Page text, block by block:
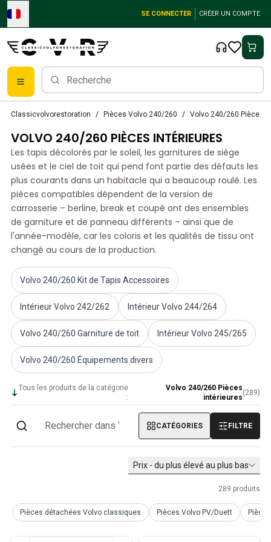
Skip to main content
SE CONNECTER CRÉER UN COMPTE
Pièces Volvo PV/Duett
Système de freinage Volvo PV/Duett
Volvo PV/Duett Fuel/Exhaust system
Volvo PV/Duett Équipement électrique
Volvo PV/Duett Suspension avant
Volvo PV/Duett Pièces intérieures
Volvo PV/Duett Pièces de carrosserie
Volvo PV/Duett Transmission/Suspension arrière
Système de refroidissement Volvo PV/Duett
Pièces pour moteurs Volvo PV/Duett
Volvo PV/Duett Divers
Tringlerie de l'accélérateur du moteur Volvo PV/Duett
Volvo PV/Duett Heater/Fresh Air
Volvo PV/Duett Roues/Enjoliveurs
Pièces Volvo Amazon
Volvo Amazon Pièces de carrosserie
Volvo Amazon Système de freinage
Volvo Amazon Système de refroidissement
Volvo Amazon Équipement électrique
Liaison de l'accélérateur du moteur Volvo Amazon
Volvo Amazon Système de carburant/échappement
Volvo Amazon Pièces intérieures
Volvo Amazon Pièces diverses
Classicvolvorestoration Pièces Volvo 240/260 Volvo 240/260 Pièces
VOLVO 240/260 PIÈCES INTÉRIEURES
Les tapis décolorés par le soleil, les garnitures de siège
usées et le ciel de toit qui pend font partie des défauts les
plus courants dans un habitacle qui a beaucoup roulé. Les
pièces compatibles dépendent de la version de
carrosserie – berline, break et coupé ont des ensembles
de garniture et de panneau différents – ainsi que de
l'année-modèle, car les coloris et les qualités de tissu ont
changé au cours de la production.
Volvo 240/260 Kit de Tapis Accessoires
Intérieur Volvo 242/262 Intérieur Volvo 244/264
Volvo 240/260 Garniture de toit Intérieur Volvo 245/265
Volvo 240/260 Équipements divers
Tous les produits de la catégorie
:
Volvo 240/260 Pièces
intérieures
(289)
CATÉGORIES FILTRE
Prix - du plus élevé au plus bas
289 produits
Pièces détachées Volvo classiques Pièces Volvo PV/Duett